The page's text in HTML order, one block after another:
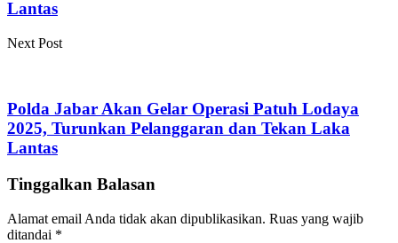
Lantas
Next Post
Polda Jabar Akan Gelar Operasi Patuh Lodaya
2025, Turunkan Pelanggaran dan Tekan Laka
Lantas
Tinggalkan Balasan
Alamat email Anda tidak akan dipublikasikan. Ruas yang wajib
ditandai *